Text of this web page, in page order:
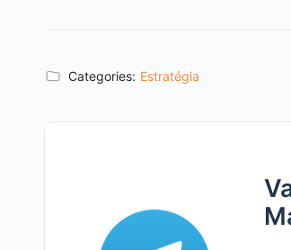
Categories: Estratégia